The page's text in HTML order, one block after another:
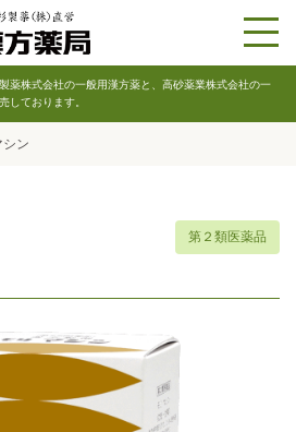
薬株式会社の一般用漢方薬と、高砂薬業株式会社の一
しております。
ン
第２類医薬品